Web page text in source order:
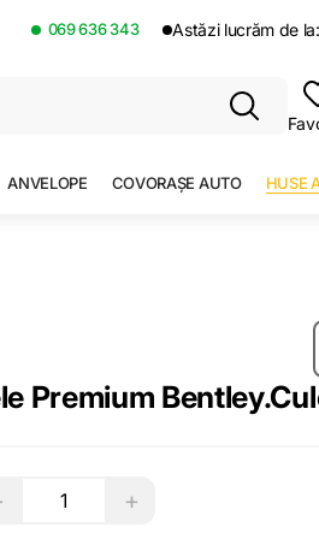
069 636 343 Astăzi lucrăm de
ANVELOPE COVORAȘE AUTO HUSE
Set Huse auto Piele
+